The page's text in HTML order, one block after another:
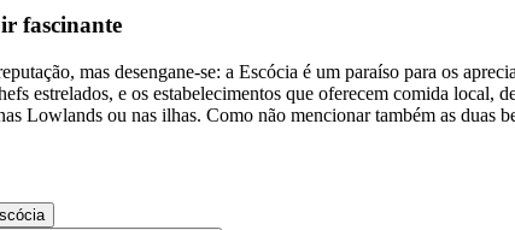
fascinante
mas desengane-se: a Escócia é um paraíso para os
estrelados, e os estabelecimentos que oferecem comida
Lowlands ou nas ilhas. Como não mencionar também as duas